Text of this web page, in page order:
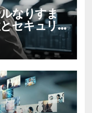
なりすま
セキュリ